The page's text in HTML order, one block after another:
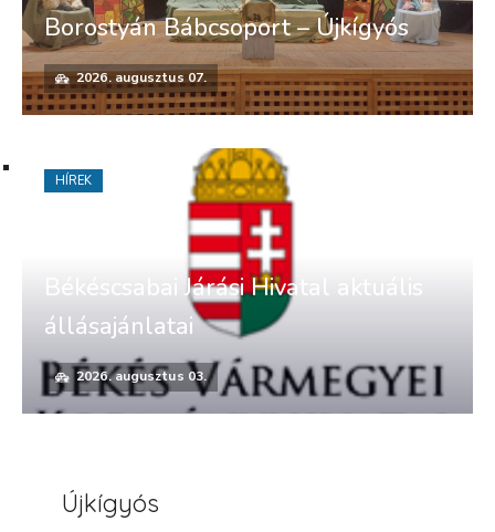
Borostyán Bábcsoport – Újkígyós
2026. augusztus 07.
Békéscsabai Járási Hivatal aktuális
állásajánlatai
2026. augusztus 03.
HÍREK
Újkígyós